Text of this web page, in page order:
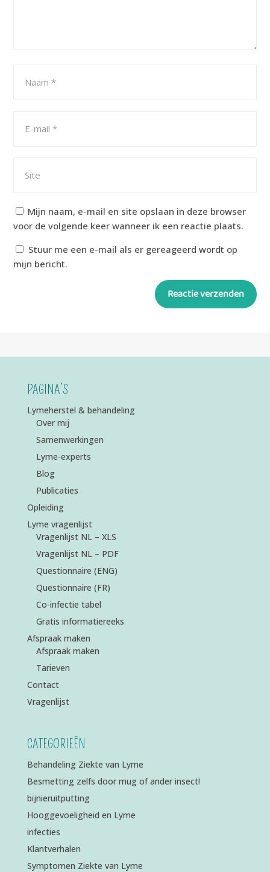
Mijn naam, e-mail en site opslaan in deze browser
voor de volgende keer wanneer ik een reactie plaats.
Stuur me een e-mail als er gereageerd wordt op
mijn bericht.
Reactie verzenden
PAGINA’S
Lymeherstel & behandeling
Over mij
Samenwerkingen
Lyme-experts
Blog
Publicaties
Opleiding
Lyme vragenlijst
Vragenlijst NL – XLS
Vragenlijst NL – PDF
Questionnaire (ENG)
Questionnaire (FR)
Co-infectie tabel
Gratis informatiereeks
Afspraak maken
Afspraak maken
Tarieven
Contact
Vragenlijst
CATEGORIEËN
Behandeling Ziekte van Lyme
Besmetting zelfs door mug of ander insect!
bijnieruitputting
Hooggevoeligheid en Lyme
infecties
Klantverhalen
Symptomen Ziekte van Lyme